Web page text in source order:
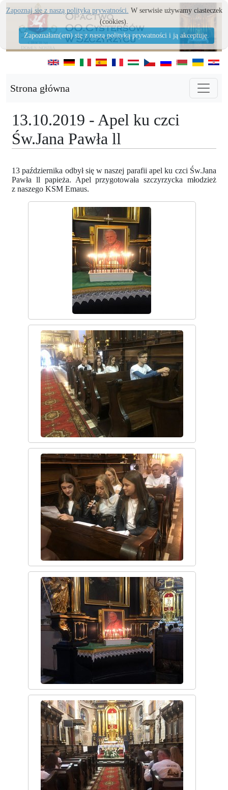
Strona główna
13.10.2019 - Apel ku czci
Św.Jana Pawła ll
13 października odbył się w naszej parafii apel ku czci Św.Jana
Pawła ll papieża. Apel przygotowała szczyrzycka młodzież
z naszego KSM Emaus.
Zapoznaj się z naszą polityka prywatności. W serwisie używamy ciasteczek
(cookies).
Zapoznałam(em) się z naszą polityką prywatności i ją akceptuję.